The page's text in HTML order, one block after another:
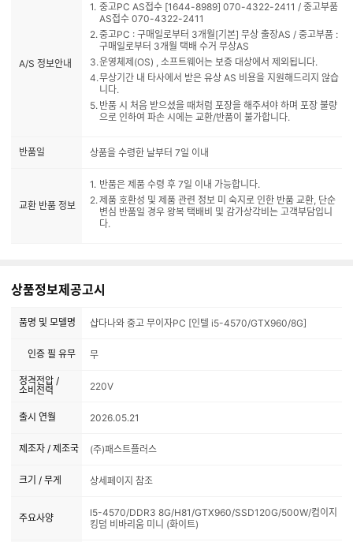
A/S 정보안내
중고PC AS접수 [1644-8989] 070-4322-2411 / 중고부품
AS접수 070-4322-2411
중고PC : 구매일로부터 3개월[기본] 무상 출장AS / 중고부품 :
구매일로부터 3개월 택배 수거 무상AS
운영체제(OS) , 소프트웨어는 보증 대상에서 제외됩니다.
무상기간 내 타사에서 받은 유상 AS 비용을 지원해드리지 않습
니다.
반품 시 처음 받으셨을 때처럼 포장을 해주셔야 하며 포장 불량
으로 인하여 파손 시에는 교환/반품이 불가합니다.
반품일 상품을 수령한 날부터 7일 이내
교환 반품 정보
반품은 제품 수령 후 7일 이내 가능합니다.
제품 호환성 및 제품 관련 정보 미 숙지로 인한 반품 교환, 단순
변심 반품일 경우 왕복 택배비 및 감가상각비는 고객부담입니
다.
상품정보제공고시
품명 및 모델명 샵다나와 중고 무이자PC [인텔 i5-4570/GTX960/8G]
인증 필 유무 무
정격전압 /
소비전력
220V
출시 연월 2026.05.21
제조자 / 제조국 (주)패스트플러스
크기 / 무게 상세페이지 참조
주요사양
I5-4570/DDR3 8G/H81/GTX960/SSD120G/500W/컴이지
킹덤 비바리움 미니 (화이트)